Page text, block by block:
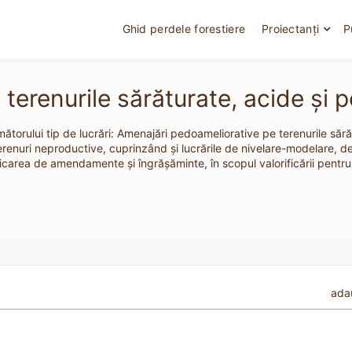
Ghid perdele forestiere Proiectanți
sărăturate, acide şi
tip de lucrări: Amenajări pedoameliorative pe terenurile
neproductive, cuprinzând şi lucrările de nivelare-modelare,
de amendamente şi îngrăşăminte, în scopul valorificării